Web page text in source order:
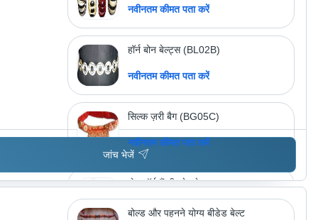
नवीनतम कीमत पता करें
हॉर्न बोन बेल्ट्स (BL02B)
नवीनतम कीमत पता करें
सिल्क ज़री बैग (BG05C)
नवीनतम कीमत पता करें
बोन हॉर्न फैंसी ब्रेसलेट्स
नवीनतम कीमत पता करें
जांच भेजें
बोल्ड और पहनने योग्य बीडेड बेल्ट